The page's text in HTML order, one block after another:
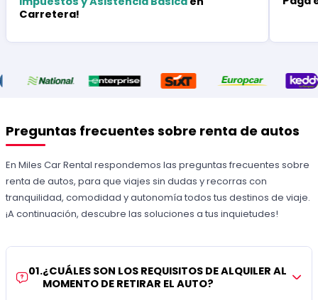
Carretera!
Preguntas frecuentes sobre renta de autos
En Miles Car Rental respondemos las preguntas frecuentes sobre
renta de autos, para que viajes sin dudas y recorras con
tranquilidad, comodidad y autonomía todos tus destinos de viaje.
¡A continuación, descubre las soluciones a tus inquietudes!
01.¿CUÁLES SON LOS REQUISITOS DE ALQUILER AL
MOMENTO DE RETIRAR EL AUTO?